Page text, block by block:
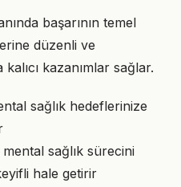
başarının temel
düzenli ve
kazanımlar sağlar.
sağlık hedeflerinize
sağlık sürecini
hale getirir